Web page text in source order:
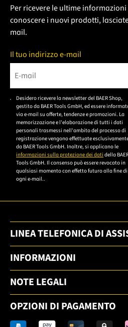
Per ricevere le ultime
conoscere i nuovi prodotti,
mail.
Il tuo indirizzo e-mail
Bitte geben Sie eine gültige E-Mail-
Desidero ricevere la newsletter del BAER Shop,
gestito da BAER Tools GmbH, ed essere
via e-mail su offerte, tendenze e promozioni. La
memorizzazione e l'elaborazione di tutti i dati
personali trasmessi nell'ambito del processo di
registrazione vengono effettuate
da BAER Tools GmbH. Inoltre, si applicano le
informazioni sulla protezione dei dati della
Tools GmbH. Il consenso può essere revocato in
qualsiasi momento con effetto futuro alla fine di
ogni e-mail..
LINEA TELEFONICA DI
INFORMAZIONI
NOTE LEGALI
OPZIONI DI PAGAMENTO